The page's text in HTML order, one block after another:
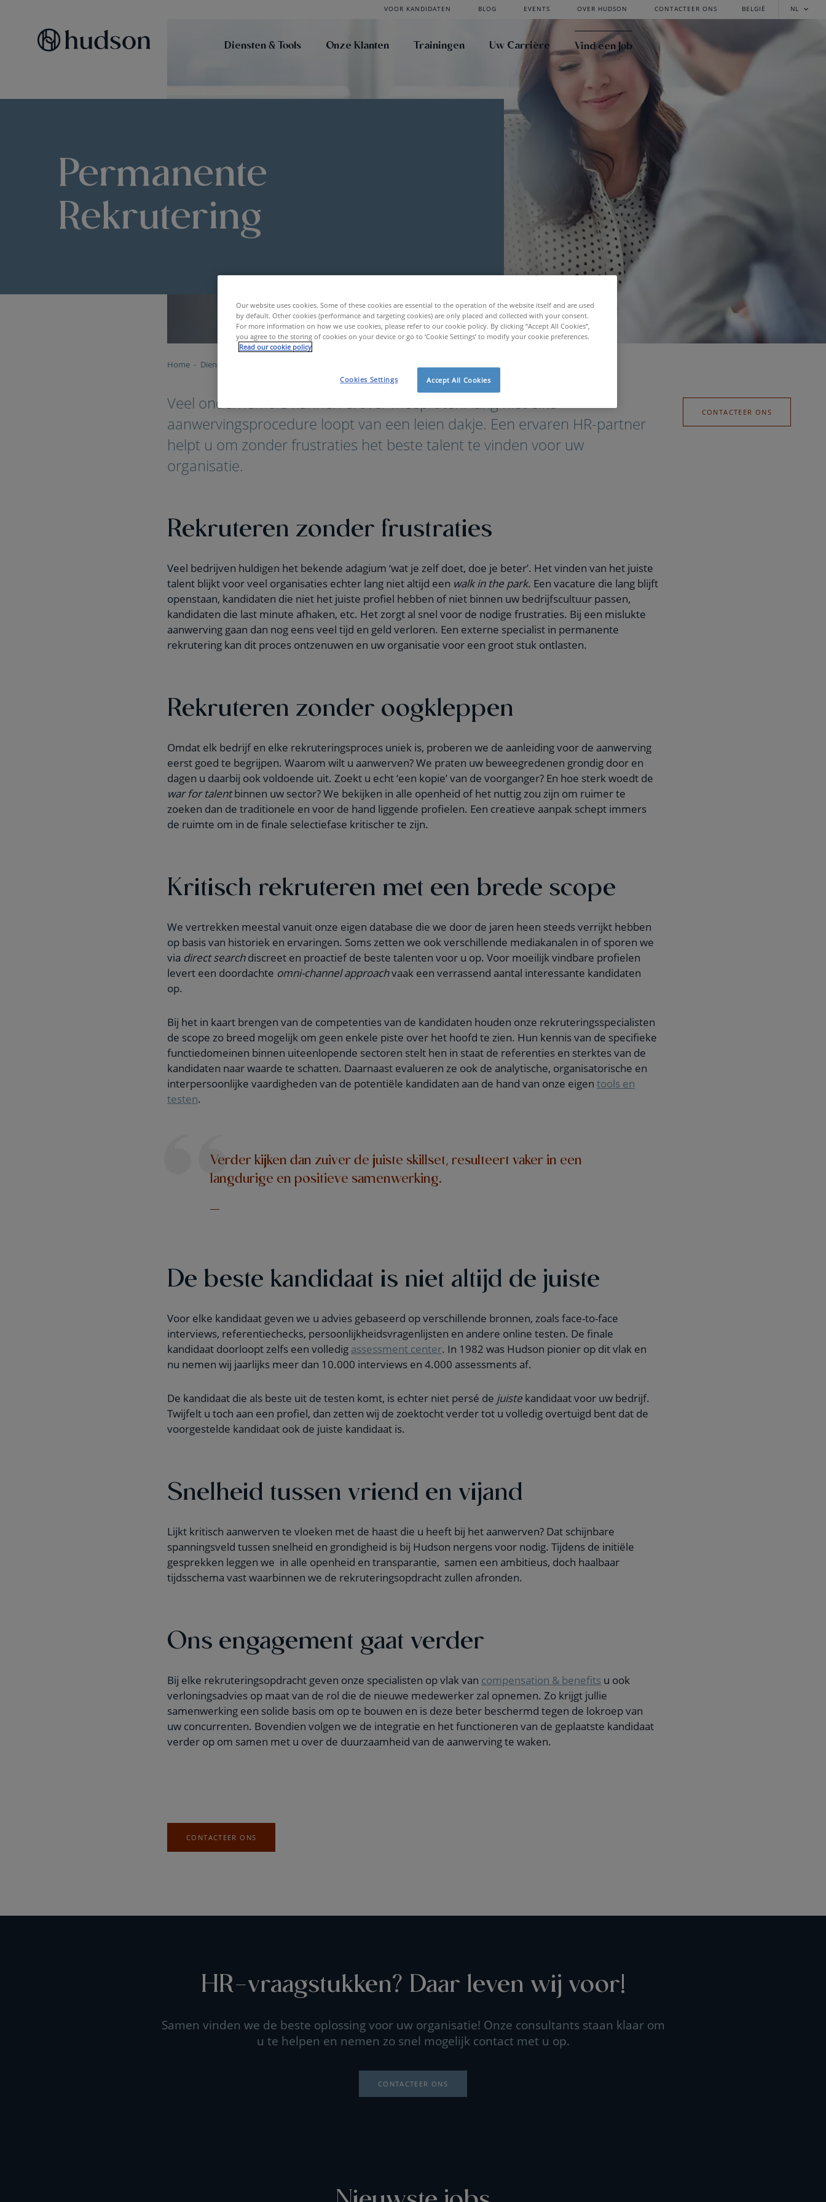
VOOR KANDIDATEN BLOG EVENTS OVER HUDSON CONTACTEER ONS BELGIË NL
Diensten & Tools Onze Klanten Trainingen Uw Carrière Vind een Job
Permanente
Rekrutering
Home Diensten & Tools
Veel ondernemers kunnen erover meepraten: lang niet elke
aanwervingsprocedure loopt van een leien dakje. Een ervaren HR-partner
helpt u om zonder frustraties het beste talent te vinden voor uw
organisatie.
CONTACTEER ONS
Rekruteren zonder frustraties
Veel bedrijven huldigen het bekende adagium ‘wat je zelf doet, doe je beter’. Het vinden van het juiste
talent blijkt voor veel organisaties echter lang niet altijd een walk in the park. Een vacature die lang blijft
openstaan, kandidaten die niet het juiste profiel hebben of niet binnen uw bedrijfscultuur passen,
kandidaten die last minute afhaken, etc. Het zorgt al snel voor de nodige frustraties. Bij een mislukte
aanwerving gaan dan nog eens veel tijd en geld verloren. Een externe specialist in permanente
rekrutering kan dit proces ontzenuwen en uw organisatie voor een groot stuk ontlasten.
Rekruteren zonder oogkleppen
Omdat elk bedrijf en elke rekruteringsproces uniek is, proberen we de aanleiding voor de aanwerving
eerst goed te begrijpen. Waarom wilt u aanwerven? We praten uw beweegredenen grondig door en
dagen u daarbij ook voldoende uit. Zoekt u echt ‘een kopie’ van de voorganger? En hoe sterk woedt de
war for talentbinnen uw sector? We bekijken in alle openheid of het nuttig zou zijn om ruimer te
zoeken dan de traditionele en voor de hand liggende profielen. Een creatieve aanpak schept immers
de ruimte om in de finale selectiefase kritischer te zijn.
Kritisch rekruteren met een brede scope
We vertrekken meestal vanuit onze eigen database die we door de jaren heen steeds verrijkt hebben
op basis van historiek en ervaringen. Soms zetten we ook verschillende mediakanalen in of sporen we
via direct searchdiscreet en proactief de beste talenten voor u op. Voor moeilijk vindbare profielen
levert een doordachte omni-channel approachvaak een verrassend aantal interessante kandidaten
op.
Bij het in kaart brengen van de competenties van de kandidaten houden onze rekruteringsspecialisten
de scope zo breed mogelijk om geen enkele piste over het hoofd te zien. Hun kennis van de specifieke
functiedomeinen binnen uiteenlopende sectoren stelt hen in staat de referenties en sterktes van de
kandidaten naar waarde te schatten. Daarnaast evalueren ze ook de analytische, organisatorische en
interpersoonlijke vaardigheden van de potentiële kandidaten aan de hand van onze eigen tools en
testen.
Verder kijken dan zuiver de juiste skillset, resulteert vaker in een
langdurige en positieve samenwerking.
De beste kandidaat is niet altijd de juiste
Voor elke kandidaat geven we u advies gebaseerd op verschillende bronnen, zoals face-to-face
interviews, referentiechecks, persoonlijkheidsvragenlijsten en andere online testen. De finale
kandidaat doorloopt zelfs een volledig assessment center. In 1982 was Hudson pionier op dit vlak en
nu nemen wij jaarlijks meer dan 10.000 interviews en 4.000 assessments af.
De kandidaat die als beste uit de testen komt, is echter niet persé de juiste kandidaat voor uw bedrijf.
Twijfelt u toch aan een profiel, dan zetten wij de zoektocht verder tot u volledig overtuigd bent dat de
voorgestelde kandidaat ook de juiste kandidaat is.
Snelheid tussen vriend en vijand
Lijkt kritisch aanwerven te vloeken met de haast die u heeft bij het aanwerven? Dat schijnbare
spanningsveld tussen snelheid en grondigheid is bij Hudson nergens voor nodig. Tijdens de initiële
gesprekken leggen we in alle openheid en transparantie, samen een ambitieus, doch haalbaar
tijdsschema vast waarbinnen we de rekruteringsopdracht zullen afronden.
Ons engagement gaat verder
Bij elke rekruteringsopdracht geven onze specialisten op vlak van compensation & benefits u ook
verloningsadvies op maat van de rol die de nieuwe medewerker zal opnemen. Zo krijgt jullie
samenwerking een solide basis om op te bouwen en is deze beter beschermd tegen de lokroep van
uw concurrenten. Bovendien volgen we de integratie en het functioneren van de geplaatste kandidaat
verder op om samen met u over de duurzaamheid van de aanwerving te waken.
CONTACTEER ONS
HR-vraagstukken? Daar leven wij voor!
Samen vinden we de beste oplossing voor uw organisatie! Onze consultants staan klaar om
u te helpen en nemen zo snel mogelijk contact met u op.
CONTACTEER ONS
Our website uses cookies. Some of these cookies are essential to the operation of the website itself and are used
by default. Other cookies (performance and targeting cookies) are only placed and collected with your consent.
For more information on how we use cookies, please refer to our cookie policy. By clicking “Accept All Cookies”,
you agree to the storing of cookies on your device or go to ‘Cookie Settings’ to modify your cookie preferences.
Read our cookie policy
Accept All Cookies
Cookies Settings